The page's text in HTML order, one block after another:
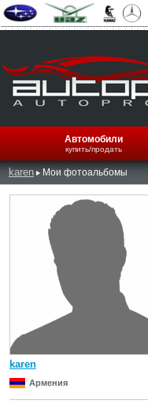
Автомобили
купить/продать
karen Мои фотоальбомы
karen
Армения